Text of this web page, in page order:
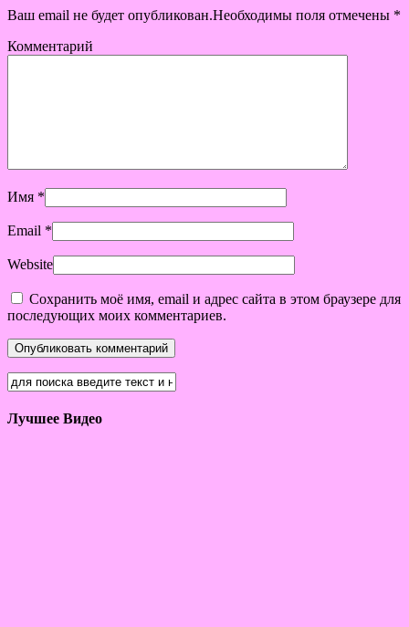
Ваш email не будет опубликован.Необходимы поля отмечены *
Комментарий
Имя *
Email *
Website
Сохранить моё имя, email и адрес сайта в этом браузере для
последующих моих комментариев.
Лучшее Видео